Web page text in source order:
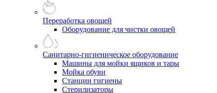
Переработка овощей
Оборудование для чистки овощей
Санитарно-гигиеническое оборудование
Машины для мойки ящиков и тары
Мойка обуви
Станции гигиены
Стерилизаторы